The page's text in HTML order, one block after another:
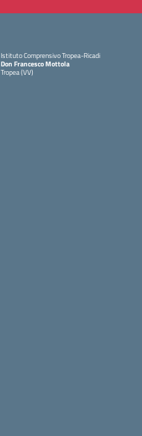
Istituto Comprensivo Tropea-Ricadi
Don Francesco Mottola
Tropea (VV)
— Visita la pagina iniziale della scuola